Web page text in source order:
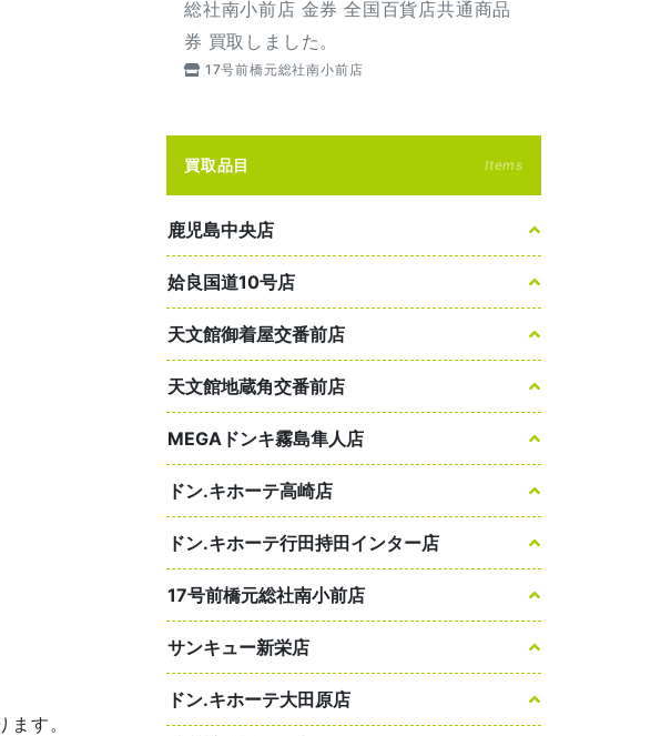
す。
総社南小前店 金券 全国百貨店共通商品
券 買取しました。
17号前橋元総社南小前店
買取品目 Items
鹿児島中央店
姶良国道10号店
天文館御着屋交番前店
天文館地蔵角交番前店
MEGAドンキ霧島隼人店
ドン.キホーテ高崎店
ドン.キホーテ行田持田インター店
17号前橋元総社南小前店
サンキュー新栄店
ドン.キホーテ大田原店